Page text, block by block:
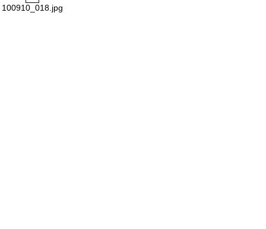
100910_018.jpg